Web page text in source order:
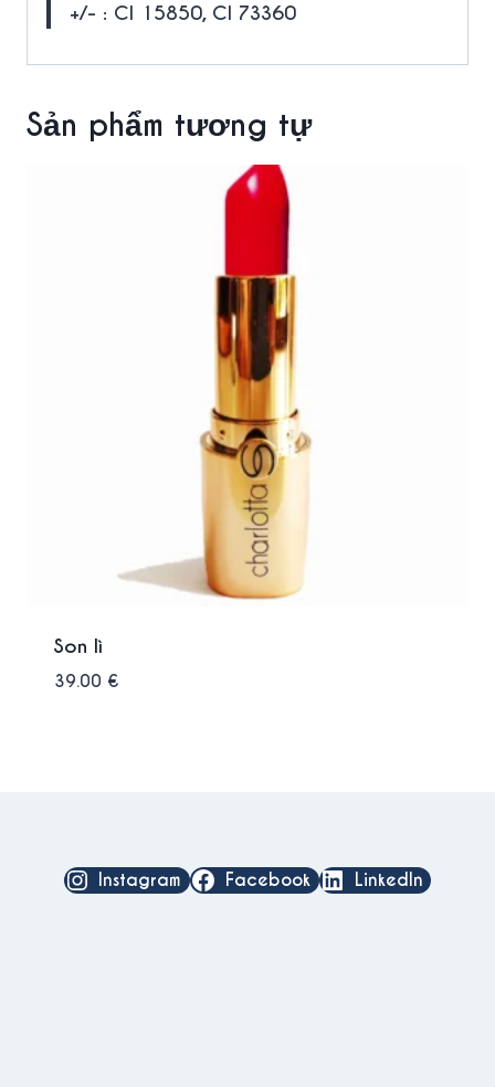
+/- : CI 15850, CI 73360
Sản phẩm tương tự
Son lì
39.00 €
Instagram Facebook LinkedIn